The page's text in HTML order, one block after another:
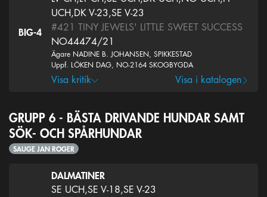
BIG-4
UCH,DK V-23,SE V-23
#421 TINY JEWELS' LITTLE SWEET SUCCESS
NO44474/21
Ägare NADINE B. JOHANSEN, SPIKKESTAD
Uppf. LÖKEN DAG, NO-2164 SKOGBYGDA
Visa kritik Visa i katalogen
GRUPP 6 - BÄSTA DRIVANDE HUNDAR SAMT
SÖK- OCH SPÅRHUNDAR
SAUGE JAN ROGER
DALMATINER
SE UCH,SE V-18,SE V-23